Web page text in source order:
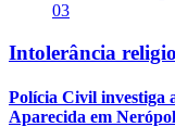
03
Intolerância
Polícia Civil investiga
Aparecida em